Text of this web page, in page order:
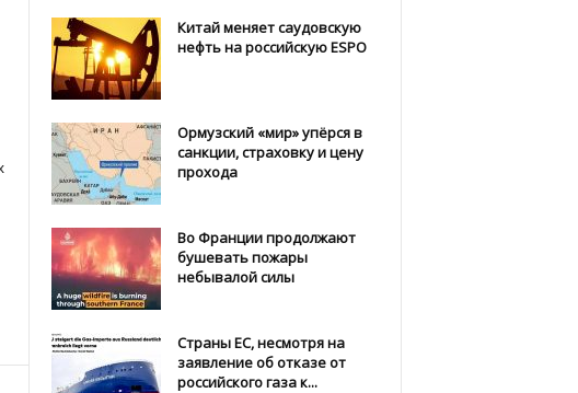
Китай меняет саудовскую
нефть на российскую ESPO
Ормузский «мир» упёрся в
санкции, страховку и цену
прохода
Во Франции продолжают
бушевать пожары
небывалой силы
Страны ЕС, несмотря на
заявление об отказе от
российского газа к...